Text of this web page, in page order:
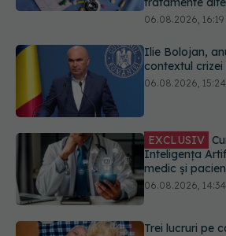
Ilie Bolojan,
06.08.2026, 15:24
medic și
06.08.2026, 14:34
demența cu